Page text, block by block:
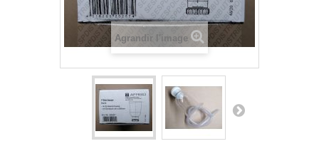
Agrandir l'image